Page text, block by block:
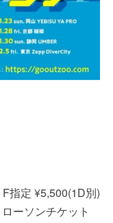
指定 ¥5,500(1D別)
ーソンチケット